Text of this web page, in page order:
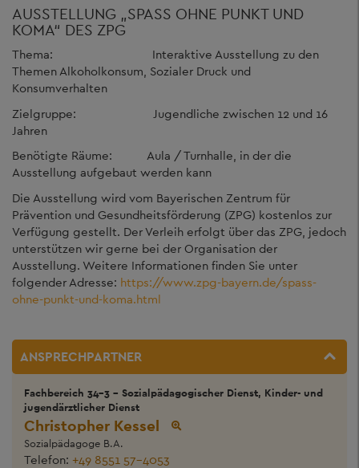
AUSSTELLUNG „SPASS OHNE PUNKT UND K
OMA“ DES ZPG
Thema: Interaktive Ausstellung zu den
Themen Alkoholkonsum, Sozialer Druck und
Konsumverhalten
Zielgruppe: Jugendliche zwischen 12 und 16
Jahren
Benötigte Räume: Aula / Turnhalle, in der die
Ausstellung aufgebaut werden kann
Die Ausstellung wird vom Bayerischen Zentrum für
Prävention und Gesundheitsförderung (ZPG) kostenlos zur
Verfügung gestellt. Der Verleih erfolgt über das ZPG, jedoch
unterstützen wir gerne bei der Organisation der
Ausstellung. Weitere Informationen finden Sie unter
folgender Adresse: https://www.zpg-bayern.de/spass-
ohne-punkt-und-koma.html
ANSPRECHPARTNER
Fachbereich 34-3 - Sozialpädagogischer Dienst, Kinder- und
jugendärztlicher Dienst
Christopher Kessel
Sozialpädagoge B.A.
Telefon: +49 8551 57-4053